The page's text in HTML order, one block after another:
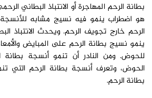
هو اضطراب ينمو فيه نسيج مشابه
الرحم خارج تجويف الرحم. ويحدث الانتباذ
ينمو نسيج بطانة الرحم على المبايض
للحوض. ومن النادر أن تنمو أنسجة بطانة
الحوض، وتعرف أنسجة بطانة الرحم التي
بطانة الرحم.